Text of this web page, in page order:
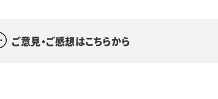
ご意見・ご感想はこちらから